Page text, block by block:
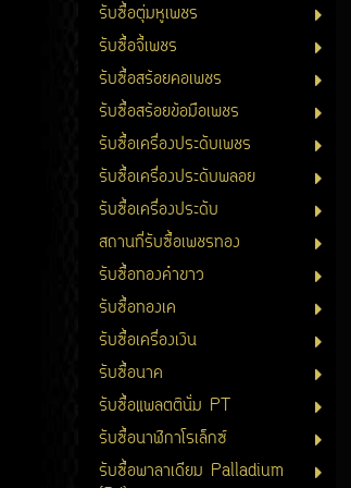
รับซื้อตุ่มหูเพชร
รับซื้อจี้เพชร
รับซื้อสร้อยคอเพชร
รับซื้อสร้อยข้อมือเพชร
รับซื้อเครื่องประดับเพชร
รับซื้อเครื่องประดับพลอย
รับซื้อเครื่องประดับ
สถานที่รับซื้อเพชรทอง
รับซื้อทองคำขาว
รับซื้อทองเค
รับซื้อเครื่องเงิน
รับซื้อนาค
รับซื้อแพลตตินั่ม PT
รับซื้อนาฬิกาโรเล็กซ์
รับซื้อพาลาเดียม Palladium